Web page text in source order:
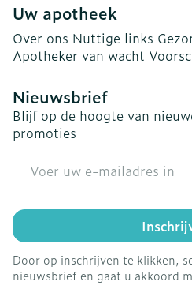
Uw apotheek
Over ons Nuttige links
Apotheker van wacht
Nieuwsbrief
Blijf op de hoogte van
promoties
Door op inschrijven te klikken,
nieuwsbrief en gaat u akkoord